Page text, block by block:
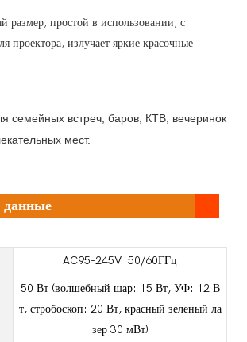
размер, простой в использовании, с
проектора, излучает яркие красочные
семейных встреч, баров, КТВ, вечеринок
данные
AC95-245V 50/60ГГц
50 Вт (волшебный шар: 15 Вт, УФ: 12 В
т, стробоскоп: 20 Вт, красный зеленый ла
зер 30 мВт)